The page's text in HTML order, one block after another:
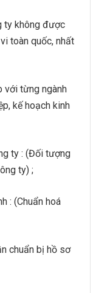
ty không được
toàn quốc, nhất
với từng ngành
kế hoạch kinh
ty : (Đối tượng
ty) ;
: (Chuẩn hoá
chuẩn bị hồ sơ